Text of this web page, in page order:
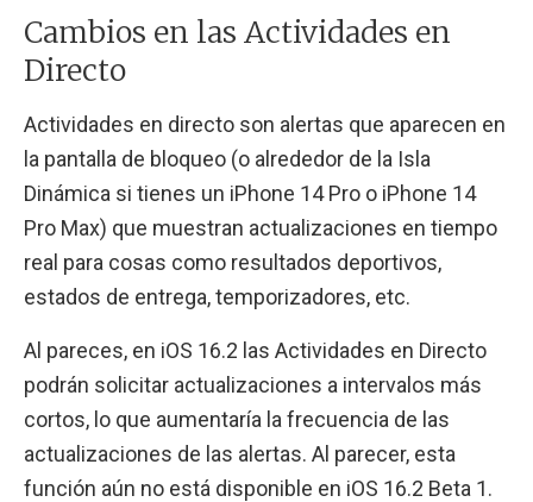
Cambios en las Actividades en
Directo
Actividades en directo son alertas que aparecen en
la pantalla de bloqueo (o alrededor de la Isla
Dinámica si tienes un iPhone 14 Pro o iPhone 14
Pro Max) que muestran actualizaciones en tiempo
real para cosas como resultados deportivos,
estados de entrega, temporizadores, etc.
Al pareces, en iOS 16.2 las Actividades en Directo
podrán solicitar actualizaciones a intervalos más
cortos, lo que aumentaría la frecuencia de las
actualizaciones de las alertas. Al parecer, esta
función aún no está disponible en iOS 16.2 Beta 1.